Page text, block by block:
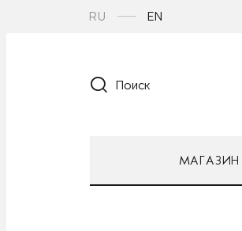
RU EN
Поиск
МАГАЗИН